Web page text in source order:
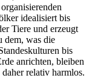
idealisiert bis
Tiere und erzeugt
dem, was die
bis
anrichten, bleiben
relativ harmlos.